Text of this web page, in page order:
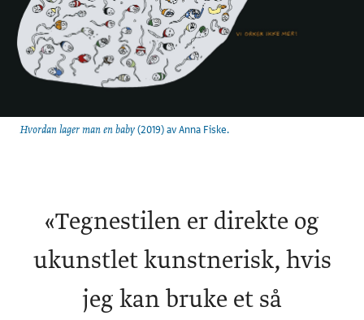
Hvordan lager man en baby (2019) av Anna Fiske.
«Tegnestilen er direkte og
ukunstlet kunstnerisk, hvis
jeg kan bruke et så